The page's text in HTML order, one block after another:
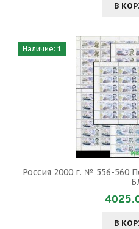
В
Наличие: 1
Россия 2000 г. № 556-560
В